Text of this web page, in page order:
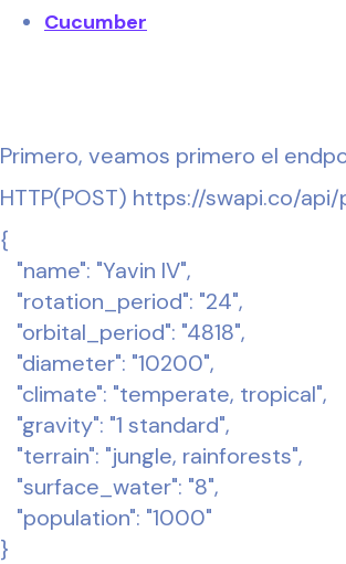
Cucumber
Primero, veamos primero el
HTTP(POST) https://swapi.co/
{
"name": "Yavin IV",
"rotation_period": "24",
"orbital_period": "4818",
"diameter": "10200",
"climate": "temperate, tropical",
"gravity": "1 standard",
"terrain": "jungle, rainforests",
"surface_water": "8",
"population": "1000"
}